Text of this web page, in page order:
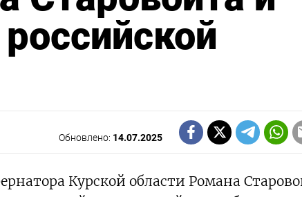
Обновлено: 14.07.2025
Курской области Романа